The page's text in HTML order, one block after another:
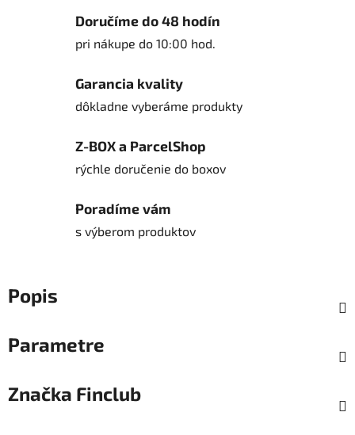
Doručíme do 48 hodín
pri nákupe do 10:00 hod.
Garancia kvality
dôkladne vyberáme produkty
Z-BOX a ParcelShop
rýchle doručenie do boxov
Poradíme vám
s výberom produktov
Popis
Parametre
Značka Finclub